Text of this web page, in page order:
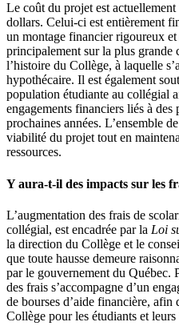
Le coût du projet est
dollars. Celui-ci est entièrement
un montage financier rigoureux
principalement sur la plus grande
l’histoire du Collège, à laquelle
hypothécaire. Il est également
population étudiante au collégial
engagements financiers liés à
prochaines années. L’ensemble
viabilité du projet tout en
ressources.
Y aura-t-il des impacts sur les
L’augmentation des frais de
collégial, est encadrée par la Loi
la direction du Collège et le
que toute hausse demeure
par le gouvernement du Québec.
des frais s’accompagne d’un
de bourses d’aide financière, afin
Collège pour les étudiants et